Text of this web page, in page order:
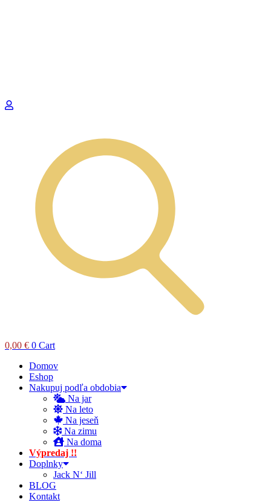
0,00 € 0 Cart
Domov
Eshop
Nakupuj podľa obdobia
Na jar
Na leto
Na jeseň
Na zimu
Na doma
Výpredaj !!
Doplnky
Jack N‘ Jill
BLOG
Kontakt